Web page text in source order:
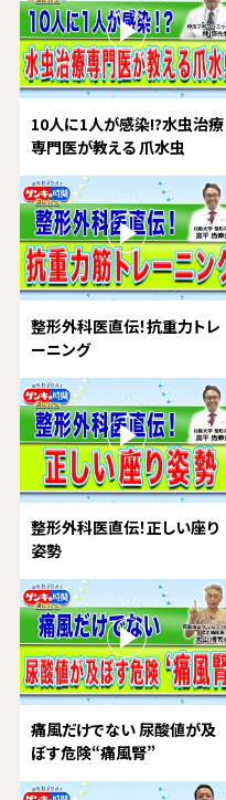
10人に1人が感染!?水虫治療
専門医が教える 爪水虫
整形外科医直伝！抗重力トレ
ーニング
整形外科医直伝！正しい座り
姿勢
痛風だけでない 尿酸値が及
ぼす危険“痛風腎”